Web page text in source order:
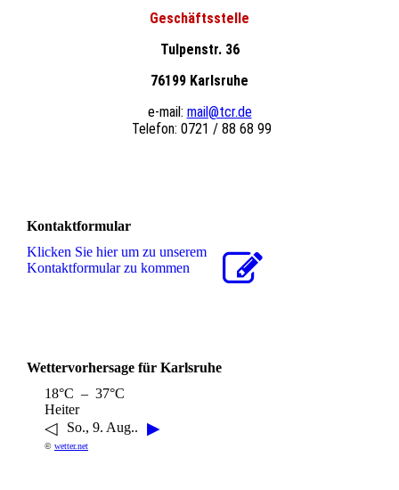
Geschäftsstelle
Tulpenstr. 36
76199 Karlsruhe
e-mail: mail@tcr.de
Telefon: 0721 / 88 68 99
Kontaktformular
Klicken Sie hier um zu unserem
Kon­takt­for­mu­lar zu kommen
Wettervorhersage für Karlsruhe
18°C – 37°C
Heiter
◁ So., 9. Aug.. ▶
© wetter.net